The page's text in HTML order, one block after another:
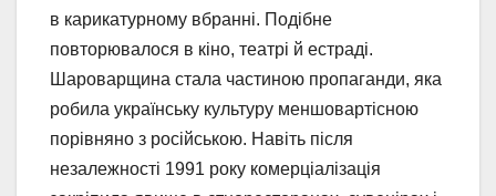
в карикатурному вбранні. Подібне
повторювалося в кіно, театрі й естраді.
Шароварщина стала частиною пропаганди, яка
робила українську культуру меншовартісною
порівняно з російською. Навіть після
незалежності 1991 року комерціалізація